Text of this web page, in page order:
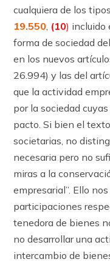
cualquiera de los
19.550, (10) incluido
forma de sociedad
en los nuevos
26.994) y las del
que la actividad
por la sociedad
pacto. Si bien el
societarias, no
necesaria pero no
miras a la
empresarial”. Ello
participaciones
tenedora de bienes
no desarrollar una
intercambio de